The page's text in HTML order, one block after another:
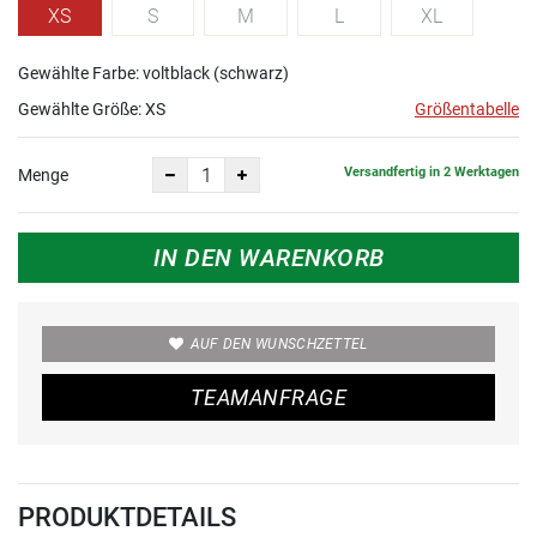
XS S M L XL
Gewählte Farbe: voltblack (schwarz)
Gewählte Größe:XS Größentabelle
Menge Versandfertig in 2 Werktagen
IN DEN WARENKORB
AUF DEN WUNSCHZETTEL
TEAMANFRAGE
PRODUKTDETAILS